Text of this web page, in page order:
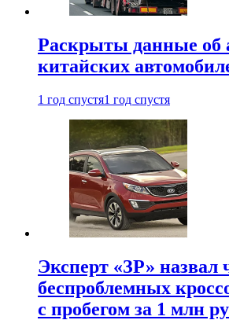
Раскрыты данные об
китайских
1 год спустя1 год спустя
Эксперт «ЗР» назвал
беспроблемных
с пробегом за 1 млн